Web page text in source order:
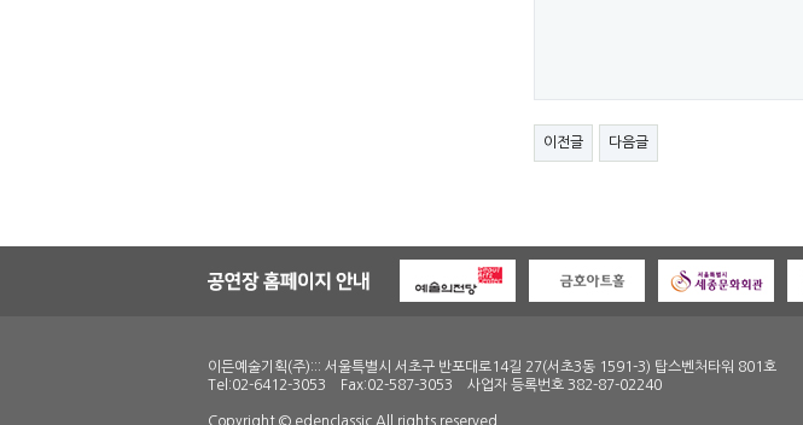
이전글 다음글
이든예술기획(주)::: 서울특별시 서초구 반포대로14길 27(서초3동 1591-3) 탑스벤처타워 801호
Tel:02-6412-3053 Fax:02-587-3053 사업자 등록번호 382-87-02240
Copyright © edenclassic All rights reserved.